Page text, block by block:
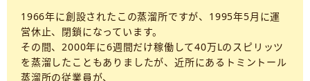
1966年に創設されたこの蒸溜所ですが、1995年5月に運
営休止、閉鎖になっています。
その間、2000年に6週間だけ稼働して40万Lのスピリッツ
を蒸溜したこともありましたが、近所にあるトミントール
蒸溜所の従業員が、